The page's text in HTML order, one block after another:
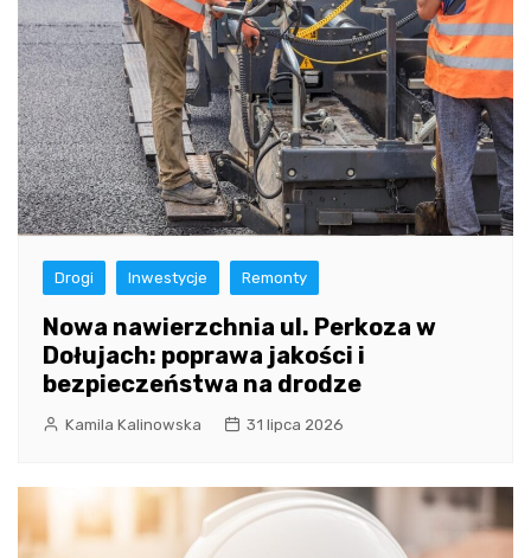
Drogi Inwestycje Remonty
Nowa nawierzchnia ul. Perkoza w
Dołujach: poprawa jakości i
bezpieczeństwa na drodze
Kamila Kalinowska 31 lipca 2026